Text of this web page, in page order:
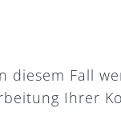
Fall
Ihrer